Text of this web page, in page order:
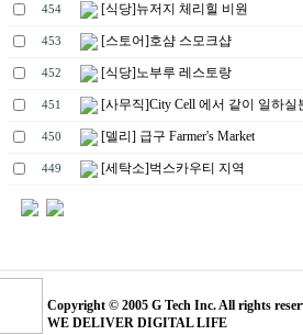
454 [식당]뉴저지 체리힐 비원
453 [스토어]호샴 스모크샵
452 [식당]노부루 레스토랑
451 [사무직]City Cell 에서 같이 일하실
450 [델리] 급구 Farmer's Market
449 [세탁소]벅스카우티 지역
Copyright © 2005 G Tech Inc. All rights
WE DELIVER DIGITAL LIFE